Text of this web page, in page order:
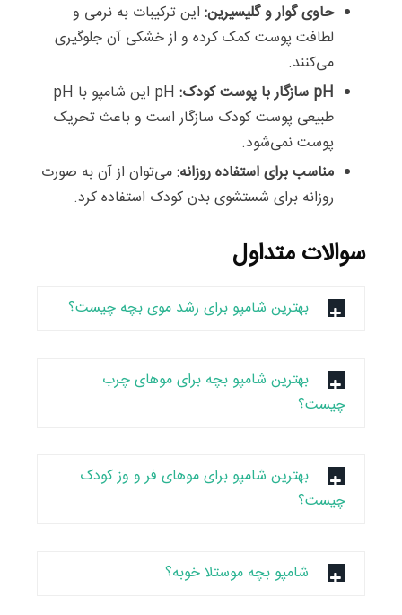
حاوی گوار و گلیسیرین:این ترکیبات به نرمی و
لطافت پوست کمک کرده و از خشکی آن جلوگیری
می‌کنند.
pH سازگار با پوست کودک:
pH این شامپو با pH
طبیعی پوست کودک سازگار است و باعث تحریک
پوست نمی‌شود.
مناسب برای استفاده روزانه:می‌توان از آن به صورت
روزانه برای شستشوی بدن کودک استفاده کرد.
سوالات متداول
بهترین شامپو برای رشد موی بچه چیست؟
بهترین شامپو بچه برای موهای چرب
چیست؟
بهترین شامپو برای موهای فر و وز کودک
چیست؟
شامپو بچه موستلا خوبه؟